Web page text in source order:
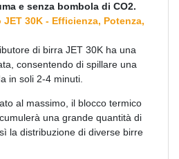
e senza bombola di CO2.
30K - Efficienza, Potenza,
di birra JET 30K ha una
consentendo di spillare una
in soli 2-4 minuti.
al massimo, il blocco termico
una grande quantità di
la distribuzione di diverse birre